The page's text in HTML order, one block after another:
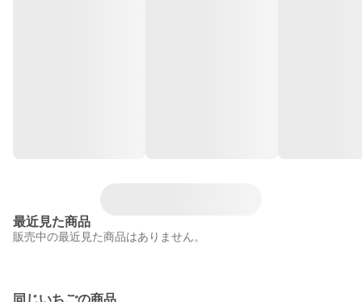
最近見た商品
販売中の最近見た商品はありません。